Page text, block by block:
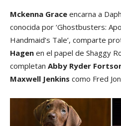
Mckenna Grace encarna a
conocida por ‘Ghostbusters:
Handmaid’s Tale’, comparte
Hagen en el papel de Shaggy
completan Abby Ryder
Maxwell Jenkins como Fred